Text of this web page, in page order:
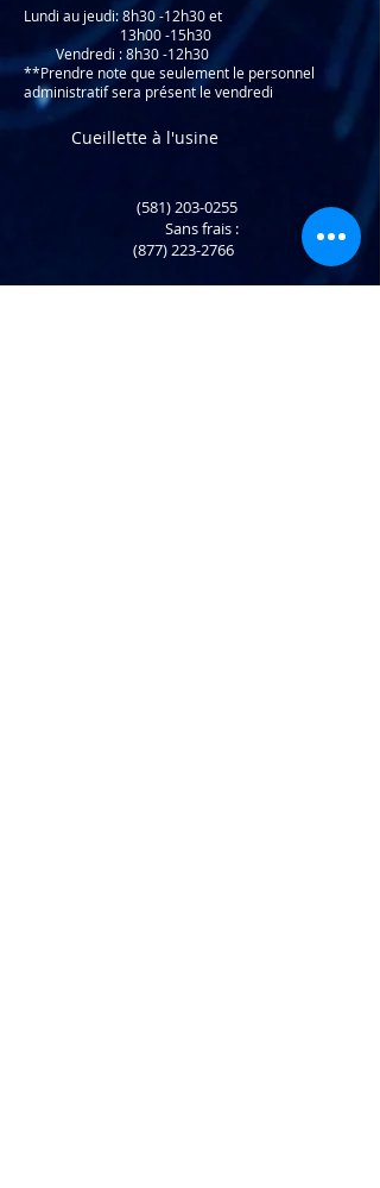
Lundi au jeudi: 8h30 -12h30 et
13h00 -15h30
Vendredi : 8h30 -12h30
**Prendre note que seulement le personnel
administratif sera présent le vendredi
Cueillette à l'usine
(581) 203-0255
​ Sans frais :
(877) 223-2766